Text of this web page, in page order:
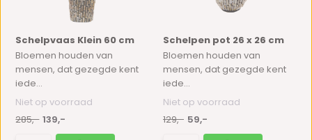
Schelpvaas Klein 60 cm
Bloemen houden van
mensen, dat gezegde kent
iede...
Niet op voorraad
285,- 139,-
Schelpen pot 26 x 26 cm
Bloemen houden van
mensen, dat gezegde kent
iede...
Niet op voorraad
129,- 59,-